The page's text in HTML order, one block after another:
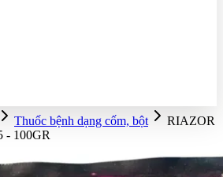
Thuốc bệnh dạng cốm, bột
RIAZOR
- 100GR